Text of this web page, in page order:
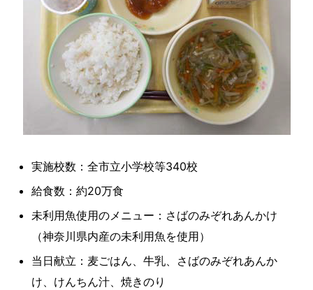
実施校数：全市立小学校等340校
給食数：約20万食
未利用魚使用のメニュー：さばのみぞれあんかけ
（神奈川県内産の未利用魚を使用）
当日献立：麦ごはん、牛乳、さばのみぞれあんか
け、けんちん汁、焼きのり